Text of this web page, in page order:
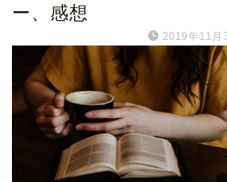
ー、感想
2019年11月